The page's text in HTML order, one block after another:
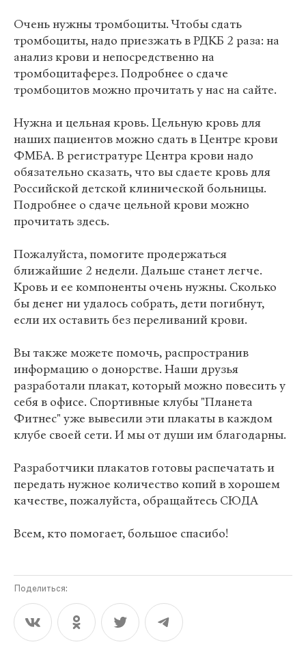
Очень нужны тромбоциты. Чтобы сдать
тромбоциты, надо приезжать в РДКБ 2 раза: на
анализ крови и непосредственно на
тромбоцитаферез. Подробнее о сдаче
тромбоцитов можно прочитать у нас на сайте.
Нужна и цельная кровь. Цельную кровь для
наших пациентов можно сдать в Центре крови
ФМБА. В регистратуре Центра крови надо
обязательно сказать, что вы сдаете кровь для
Российской детской клинической больницы.
Подробнее о сдаче цельной крови можно
прочитать здесь.
Пожалуйста, помогите продержаться
ближайшие 2 недели. Дальше станет легче.
Кровь и ее компоненты очень нужны. Сколько
бы денег ни удалось собрать, дети погибнут,
если их оставить без переливаний крови.
Вы также можете помочь, распространив
информацию о донорстве. Наши друзья
разработали плакат, который можно повесить у
себя в офисе. Спортивные клубы "Планета
Фитнес" уже вывесили эти плакаты в каждом
клубе своей сети. И мы от души им благодарны.
Разработчики плакатов готовы распечатать и
передать нужное количество копий в хорошем
качестве, пожалуйста, обращайтесь СЮДА
Всем, кто помогает, большое спасибо!
Поделиться: